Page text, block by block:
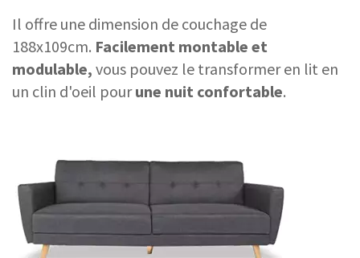
Il offre une dimension de couchage de
188x109cm. Facilement montable et
modulable, vous pouvez le transformer en lit en
un clin d'oeil pourune nuit confortable.